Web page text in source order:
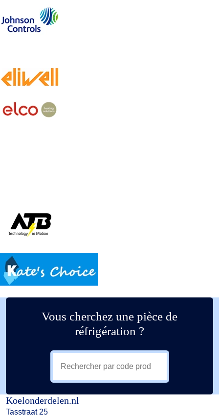
Vous cherchez une pièce de
réfrigération ?
Koelonderdelen.nl
Tasstraat 25